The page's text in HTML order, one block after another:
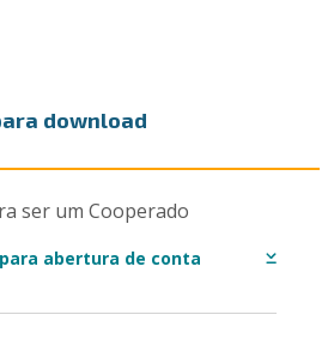
download
ser um Cooperado
abertura de conta